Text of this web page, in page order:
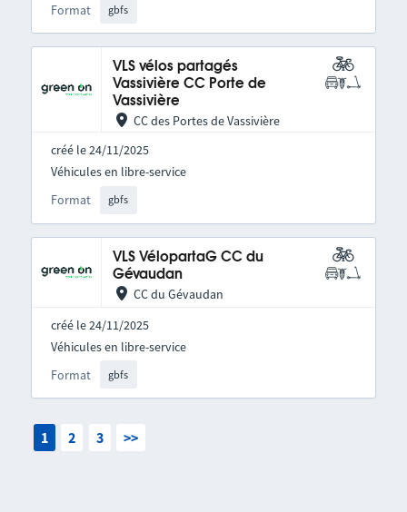
Format gbfs
VLS vélos partagés
Vassivière CC Porte de
Vassivière
CC des Portes de Vassivière
créé le 24/11/2025
Format gbfs
Véhicules en libre-service
VLS VélopartaG CC du
Gévaudan
CC du Gévaudan
créé le 24/11/2025
Format gbfs
Véhicules en libre-service
1 2 3 >>